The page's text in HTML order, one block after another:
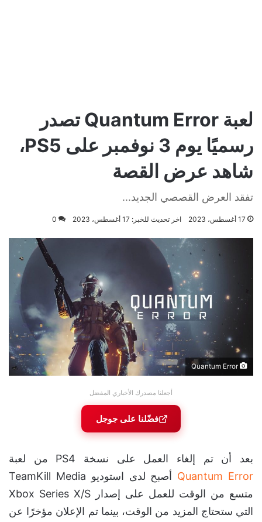
لعبة Quantum Error تصدر
رسميًا يوم 3 نوفمبر على PS5،
شاهد عرض القصة
تفقد العرض القصصي الجديد...
17 أغسطس، 2023 اخر تحديث للخبر: 17 أغسطس، 2023 0
أجعلنا مصدرك الأخباري المفضل
فضّلنا على جوجل
بعد أن تم إلغاء العمل على نسخة PS4 من لعبة
Quantum Error
أصبح لدى استوديو TeamKill Media
متسع من الوقت للعمل على إصدار Xbox Series X/S
التي ستحتاج المزيد من الوقت، بينما تم الإعلان مؤخرًا عن